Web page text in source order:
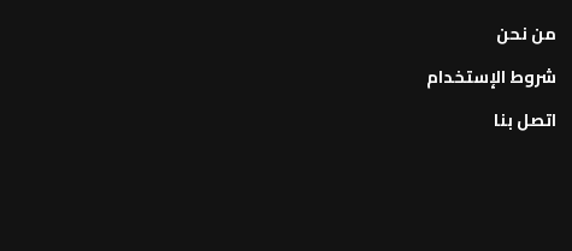
من نحن
شروط الإستخدام
اتصل بنا